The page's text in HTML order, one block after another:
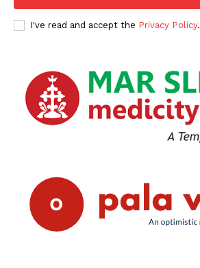
I've read and accept the Privacy Policy.